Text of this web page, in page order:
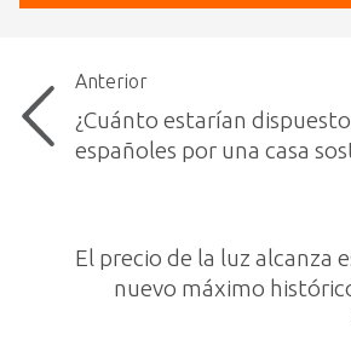
Anterior
¿Cuánto estarían
españoles por una casa
El precio de la luz alcanza
nuevo máximo